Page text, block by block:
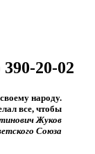
20-02
народу.
все, чтобы
Жуков
Союза